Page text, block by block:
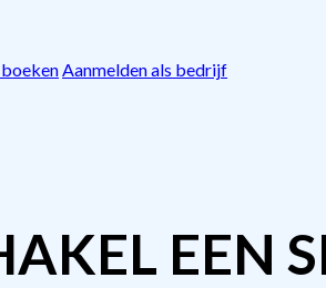
Aanmelden als bedrijf
EEN